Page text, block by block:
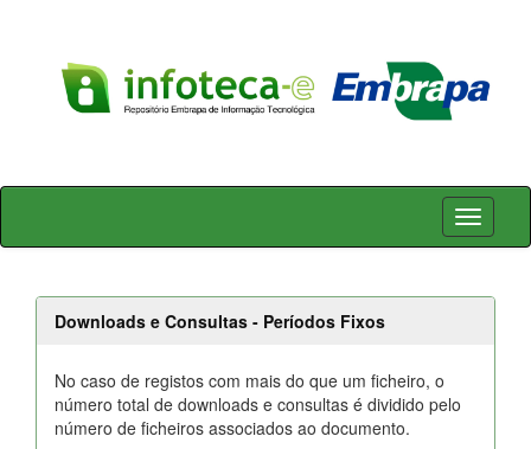
Skip
Downloads e Consultas - Períodos Fixos
No caso de registos com mais do que um ficheiro, o
número total de downloads e consultas é dividido pelo
número de ficheiros associados ao documento.